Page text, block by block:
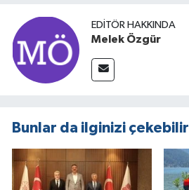
EDITÖR HAKKINDA
Melek Özgür
Bunlar da ilginizi çekebilir